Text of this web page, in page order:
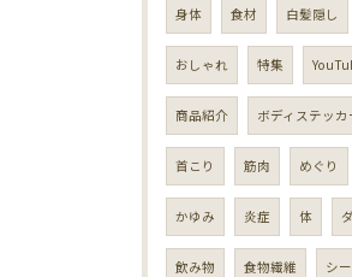
身体 食材 白髪隠し
おしゃれ 特集
商品紹介 ボディステッカ
首こり 筋肉 めぐり
かゆみ 炎症 体
飲み物 食物繊維 シ